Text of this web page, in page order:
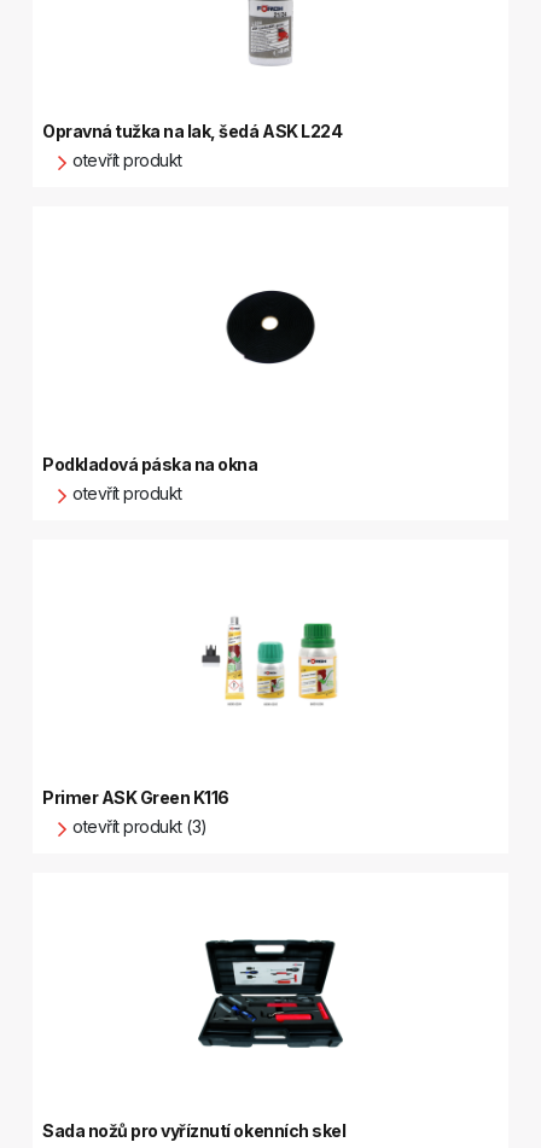
Opravná tužka na lak, šedá ASK L224
otevřít produkt
Podkladová páska na okna
otevřít produkt
Primer ASK Green K116
otevřít produkt (3)
Sada nožů pro vyříznutí okenních skel